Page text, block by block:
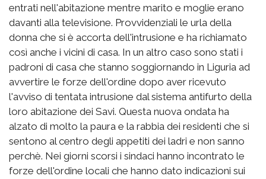
entrati nell'abitazione mentre marito e moglie erano
davanti alla televisione. Provvidenziali le urla della
donna che si è accorta dell'intrusione e ha richiamato
così anche i vicini di casa. In un altro caso sono stati i
padroni di casa che stanno soggiornando in Liguria ad
avvertire le forze dell'ordine dopo aver ricevuto
l'avviso di tentata intrusione dal sistema antifurto della
loro abitazione dei Savi. Questa nuova ondata ha
alzato di molto la paura e la rabbia dei residenti che si
sentono al centro degli appetiti dei ladri e non sanno
perchè. Nei giorni scorsi i sindaci hanno incontrato le
forze dell'ordine locali che hanno dato indicazioni sui